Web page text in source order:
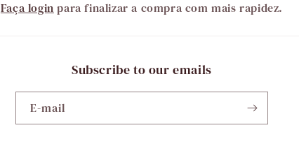
Faça login para finalizar a compra com mais rapidez.
Subscribe to our emails
E-mail